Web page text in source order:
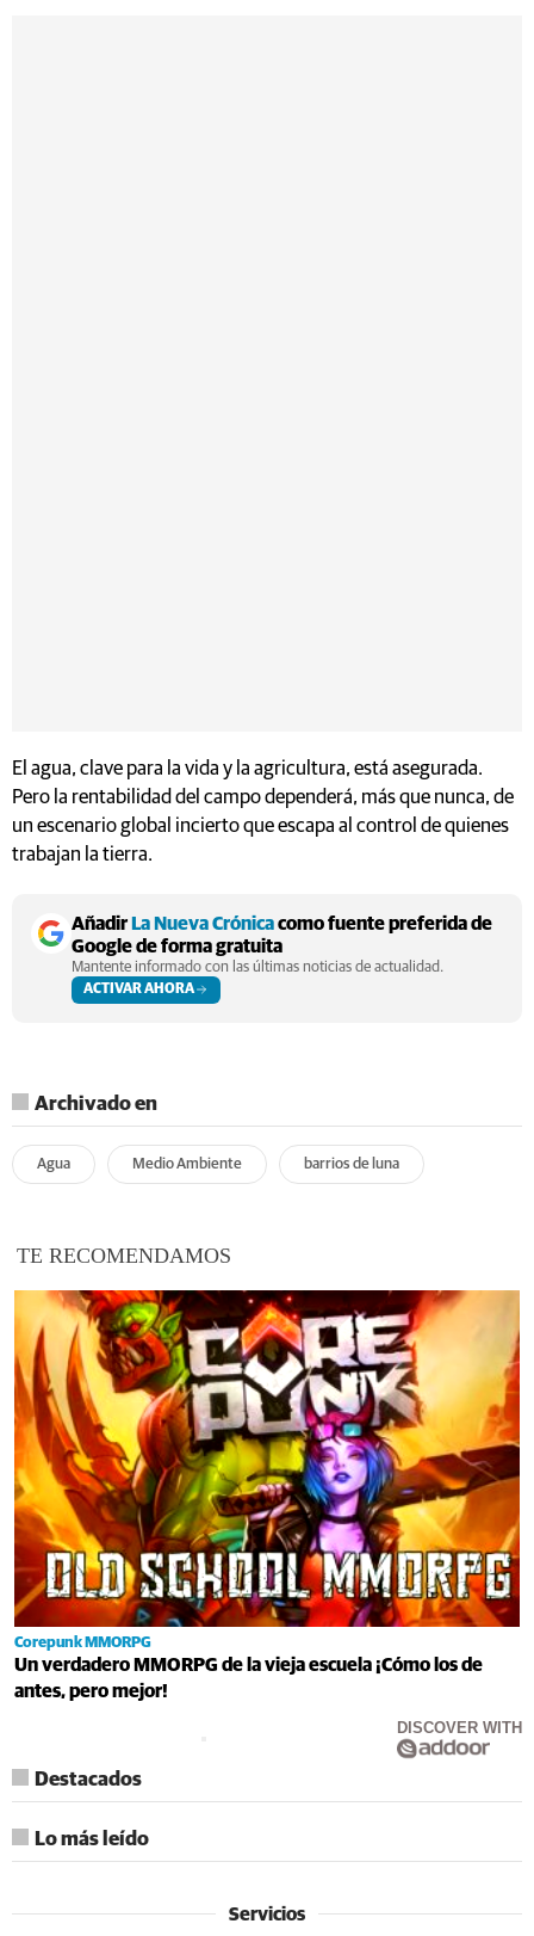
El agua, clave para la vida y la agricultura, está asegurada.
Pero la rentabilidad del campo dependerá, más que nunca, de
un escenario global incierto que escapa al control de quienes
trabajan la tierra.
AñadirLa Nueva Crónicacomo fuente preferida de
Google de forma gratuita
Mantente informado con las últimas noticias de actualidad.
ACTIVAR AHORA
Archivado en
Agua Medio Ambiente barrios de luna
TE RECOMENDAMOS
Corepunk MMORPG
Un verdadero MMORPG de la vieja escuela ¡Cómo los de
antes, pero mejor!
DISCOVER WITH
Destacados
Lo más leído
Servicios